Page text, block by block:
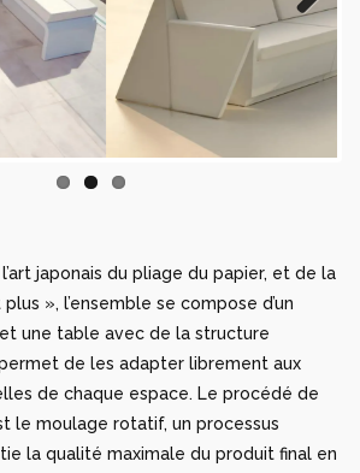
Next
l’art japonais du pliage du papier, et de la
», l’ensemble se compose d’un
une table avec de la structure
de les adapter librement aux
de chaque espace. Le procédé de
le moulage rotatif, un processus
la qualité maximale du produit final en